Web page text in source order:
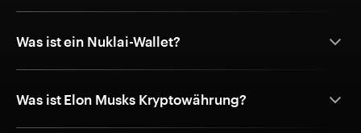
Was ist ein Nuklai-Wallet?
Was ist Elon Musks Kryptowährung?